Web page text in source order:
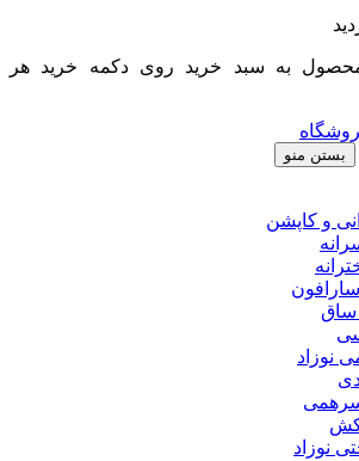
به سبد خرید روی دکمه خرید هر
بستن منو
و کاپشن
ساق
نوزاد
نوزاد